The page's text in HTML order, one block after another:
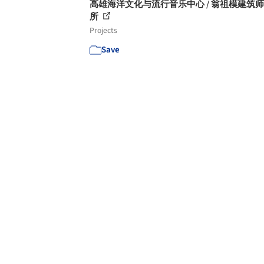
高雄海洋文化与流行音乐中心 / 翁祖模建筑
所
Projects
Save